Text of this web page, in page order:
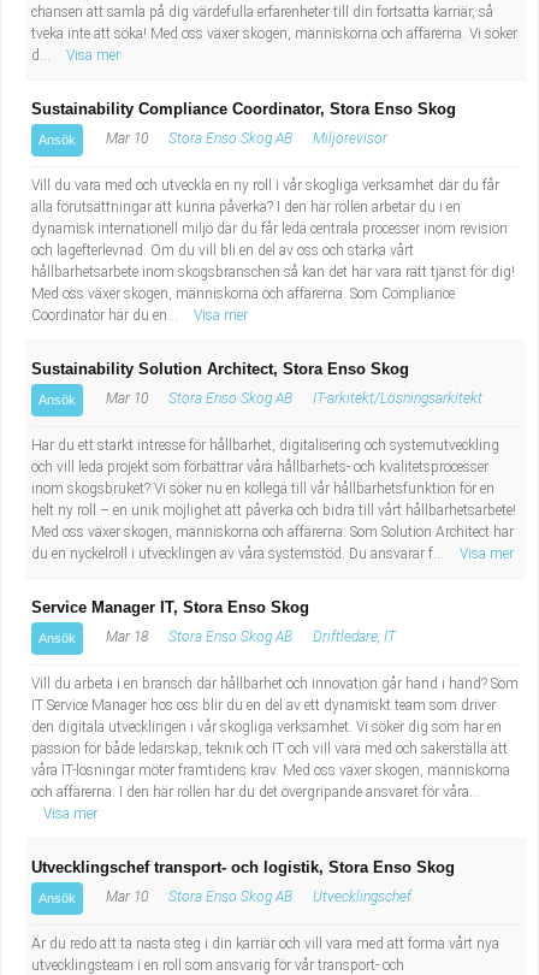
chansen att samla på dig värdefulla erfarenheter till din fortsatta karriär, så
tveka inte att söka! Med oss växer skogen, människorna och affärerna. Vi söker
d...
Visa mer
Sustainability Compliance Coordinator, Stora Enso Skog
Ansök Mar 10 Stora Enso Skog AB Miljörevisor
Vill du vara med och utveckla en ny roll i vår skogliga verksamhet där du får
alla förutsättningar att kunna påverka? I den här rollen arbetar du i en
dynamisk internationell miljö där du får leda centrala processer inom revision
och lagefterlevnad. Om du vill bli en del av oss och stärka vårt
hållbarhetsarbete inom skogsbranschen så kan det här vara rätt tjänst för dig!
Med oss växer skogen, människorna och affärerna. Som Compliance
Coordinator har du en...
Visa mer
Sustainability Solution Architect, Stora Enso Skog
Ansök Mar 10 Stora Enso Skog AB IT-arkitekt/Lösningsarkitekt
Har du ett starkt intresse för hållbarhet, digitalisering och systemutveckling
och vill leda projekt som förbättrar våra hållbarhets- och kvalitetsprocesser
inom skogsbruket? Vi söker nu en kollega till vår hållbarhetsfunktion för en
helt ny roll – en unik möjlighet att påverka och bidra till vårt hållbarhetsarbete!
Med oss växer skogen, människorna och affärerna. Som Solution Architect har
du en nyckelroll i utvecklingen av våra systemstöd. Du ansvarar f...
Visa mer
Service Manager IT, Stora Enso Skog
Ansök Mar 18 Stora Enso Skog AB Driftledare, IT
Vill du arbeta i en bransch där hållbarhet och innovation går hand i hand? Som
IT Service Manager hos oss blir du en del av ett dynamiskt team som driver
den digitala utvecklingen i vår skogliga verksamhet. Vi söker dig som har en
passion för både ledarskap, teknik och IT och vill vara med och säkerställa att
våra IT-lösningar möter framtidens krav. Med oss växer skogen, människorna
och affärerna. I den här rollen har du det övergripande ansvaret för våra...
Visa mer
Utvecklingschef transport- och logistik, Stora Enso Skog
Ansök Mar 10 Stora Enso Skog AB Utvecklingschef
Är du redo att ta nästa steg i din karriär och vill vara med att forma vårt nya
utvecklingsteam i en roll som ansvarig för vår transport- och